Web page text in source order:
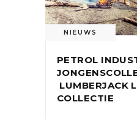
NIEUWS
PETROL
LUMBERJACK
COLLECTIE